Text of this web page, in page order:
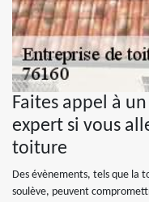
Faites appel à
expert si vous
toiture
Des évènements, tels que la
soulève, peuvent